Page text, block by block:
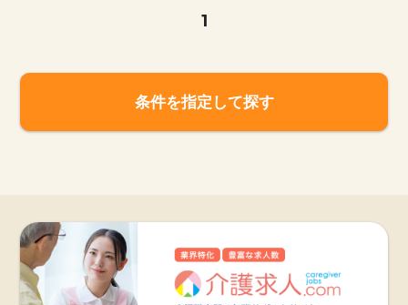
1
条件を指定して探す